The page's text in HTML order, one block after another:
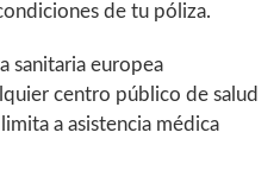
de tu póliza.
sanitaria europea
centro público de salud
a asistencia médica